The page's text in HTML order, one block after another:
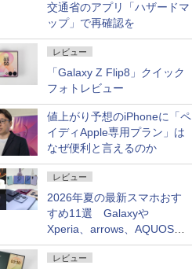
交通省のアプリ「ハザードマ
ップ」で再確認を
レビュー
「Galaxy Z Flip8」クイック
フォトレビュー
値上がり予想のiPhoneに「ペ
イディApple専用プラン」は
なぜ便利と言えるのか
レビュー
2026年夏の最新スマホおす
すめ11選 Galaxyや
Xperia、arrows、AQUOSな
ど注目機種の特徴は
レビュー